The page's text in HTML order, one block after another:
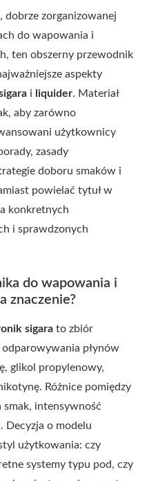
dobrze zorganizowanej
do wapowania i
ten obszerny przewodnik
aspekty
i liquider. Materiał
aby zarówno
użytkownicy
zasady
doboru smaków i
powielać tytuł w
konkretnych
i sprawdzonych
do wapowania i
znaczenie?
sigara to zbiór
odparowywania płynów
glikol propylenowy,
Różnice pomiędzy
smak, intensywność
Decyzja o modelu
użytkowania: czy
systemy typu pod, czy